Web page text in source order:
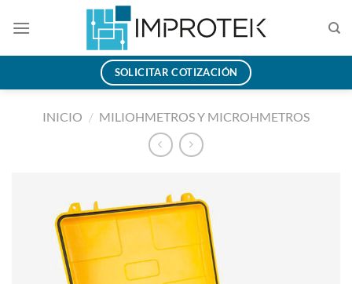
SOLICITAR COTIZACIÓN
INICIO / MILIOHMETROS Y MICROHMETROS